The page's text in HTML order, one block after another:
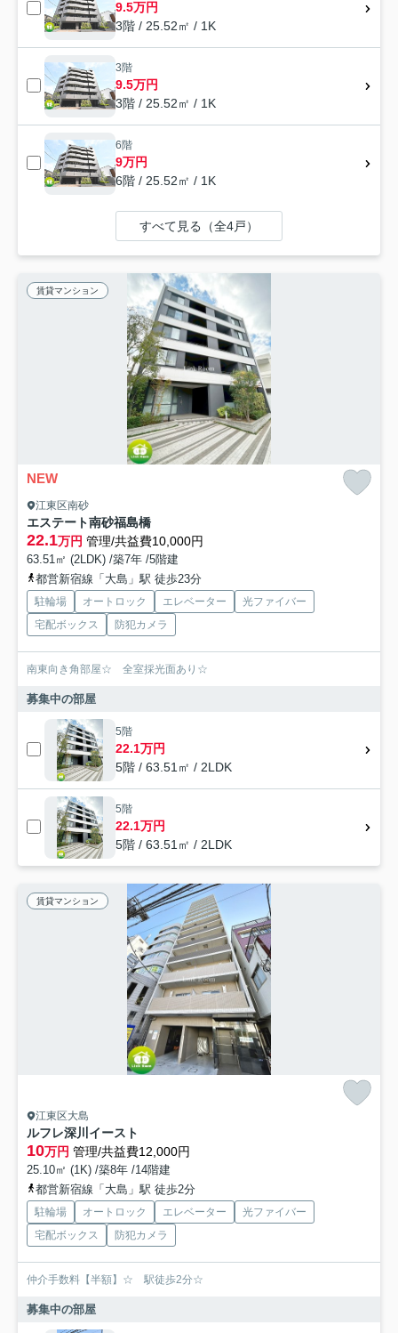
9.5万円
3階 / 25.52㎡ / 1K
3階
9.5万円
3階 / 25.52㎡ / 1K
6階
9万円
6階 / 25.52㎡ / 1K
すべて見る（全4戸）
賃貸マンション
NEW
江東区南砂
エステート南砂福島橋
22.1万円 管理/共益費10,000円
63.51㎡ (2LDK) /築7年 /5階建
都営新宿線「大島」駅 徒歩23分
駐輪場 オートロック エレベーター
光ファイバー
宅配ボックス
防犯カメラ
南東向き角部屋☆ 全室採光面あり☆
募集中の部屋
5階
22.1万円
5階 / 63.51㎡ / 2LDK
5階
22.1万円
5階 / 63.51㎡ / 2LDK
賃貸マンション
江東区大島
ルフレ深川イースト
10万円 管理/共益費12,000円
25.10㎡ (1K) /築8年 /14階建
都営新宿線「大島」駅 徒歩2分
駐輪場 オートロック エレベーター
光ファイバー
宅配ボックス
防犯カメラ
仲介手数料【半額】☆ 駅徒歩2分☆
募集中の部屋